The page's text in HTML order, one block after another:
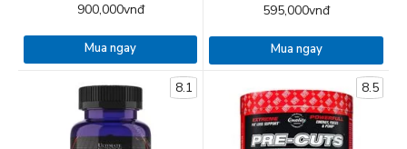
900,000vnđ
Mua ngay
595,000vnđ
Mua ngay
8.1 8.5